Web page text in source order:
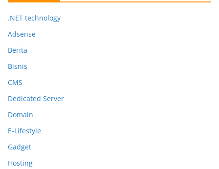
.NET technology
Adsense
Berita
Bisnis
CMS
Dedicated Server
Domain
E-Lifestyle
Gadget
Hosting